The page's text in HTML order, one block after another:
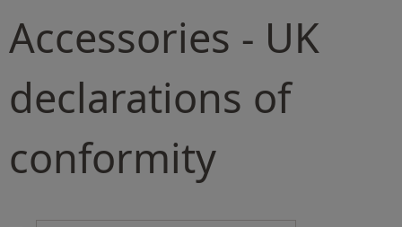
Accessories - UK
declarations of
conformity